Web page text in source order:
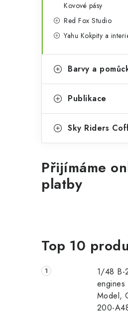
Kovové pásy
Red Fox Studio
Yahu Kokpity a
Barvy a
Publikace
Sky Riders
Přijímáme
platby
Top 10
1/48 B-
Model,
200-